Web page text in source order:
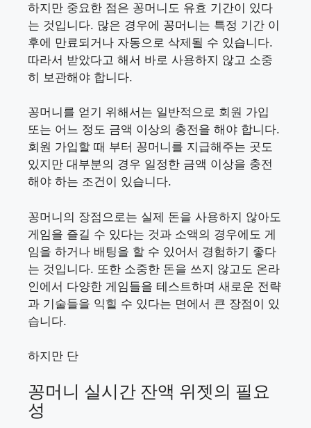
하지만 중요한 점은 꽁머니도 유효 기간이 있다
는 것입니다. 많은 경우에 꽁머니는 특정 기간 이
후에 만료되거나 자동으로 삭제될 수 있습니다.
따라서 받았다고 해서 바로 사용하지 않고 소중
히 보관해야 합니다.
꽁머니를 얻기 위해서는 일반적으로 회원 가입
또는 어느 정도 금액 이상의 충전을 해야 합니다.
회원 가입할 때 부터 꽁머니를 지급해주는 곳도
있지만 대부분의 경우 일정한 금액 이상을 충전
해야 하는 조건이 있습니다.
꽁머니의 장점으로는 실제 돈을 사용하지 않아도
게임을 즐길 수 있다는 것과 소액의 경우에도 게
임을 하거나 배팅을 할 수 있어서 경험하기 좋다
는 것입니다. 또한 소중한 돈을 쓰지 않고도 온라
인에서 다양한 게임들을 테스트하며 새로운 전략
과 기술들을 익힐 수 있다는 면에서 큰 장점이 있
습니다.
하지만 단
꽁머니 실시간 잔액 위젯의 필요
성